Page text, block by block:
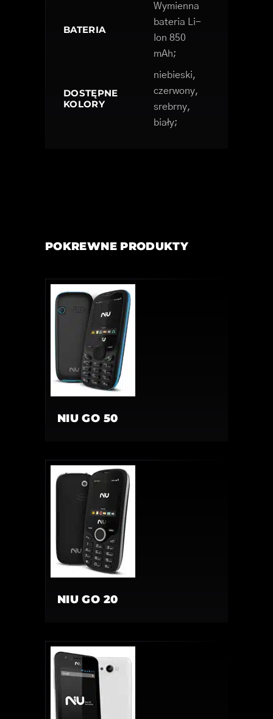
BATERIA
Wymienna
bateria Li-
Ion 850
mAh;
DOSTĘPNE
KOLORY
niebieski,
czerwony,
srebrny,
biały;
POKREWNE PRODUKTY
NIU GO 50
NIU GO 20